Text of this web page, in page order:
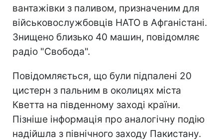
вантажівки з паливом, призначеним для
військовослужбовців НАТО в Афганістані.
Знищено близько 40 машин, повідомляє
радіо "Свобода".
Повідомляється, що були підпалені 20
цистерн з пальним в околицях міста
Кветта на південному заході країни.
Пізніше інформація про аналогічну подію
надійшла з північного заходу Пакистану.